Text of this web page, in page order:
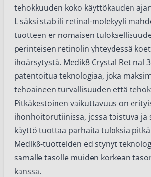
tehokkuuden koko käyttökauden
Lisäksi stabiili retinal-molekyyli
tuotteen erinomaisen
perinteisen retinolin yhteydessä
ihoärsytystä. Medik8 Crystal Retinal
patentoitua teknologiaa, joka
tehoaineen turvallisuuden että
Pitkäkestoinen vaikuttavuus on
ihonhoitorutiinissa, jossa toistuva ja
käyttö tuottaa parhaita tuloksia
Medik8-tuotteiden edistynyt
samalle tasolle muiden korkean
kanssa.